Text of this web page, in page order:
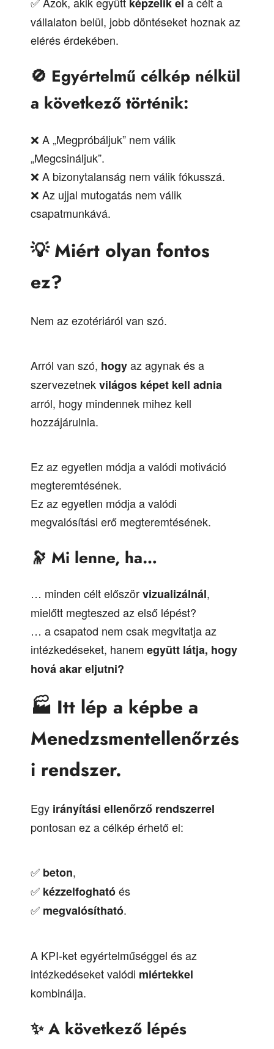
képzelik el
vállalaton belül, jobb döntéseket hoznak az
elérés érdekében.
🚫 Egyértelmű célkép nélkül
a következő történik:
❌ A „Megpróbáljuk” nem válik
„Megcsináljuk”.
❌ A bizonytalanság nem válik fókusszá.
❌ Az ujjal mutogatás nem válik
csapatmunkává.
💡Miért olyan fontos
ez?
Nem az ezotériáról van szó.
Arról van szó, hogyaz agynak és a
szervezetnekvilágos képet kell adnia
arról, hogy mindennek mihez kell
hozzájárulnia.
Ez az egyetlen módja a valódi motiváció
megteremtésének.
Ez az egyetlen módja a valódi
megvalósítási erő megteremtésének.
🔭 Mi lenne, ha…
… minden célt előszörvizualizálnál,
mielőtt megteszed az első lépést?
… a csapatod nem csak megvitatja az
intézkedéseket, hanem együtt látja, hogy
hová akar eljutni?
🏭 Itt lép a képbe a
Menedzsmentellenőrzés
i rendszer.
Egy irányítási ellenőrző rendszerrel
pontosan ez a célkép érhető el:
✅ beton,
✅ kézzelfoghatóés
✅ megvalósítható.
A KPI-ket egyértelműséggel és az
intézkedéseket valódi miértekkel
kombinálja.
✨A következő lépés